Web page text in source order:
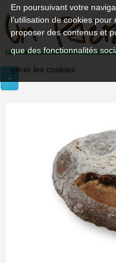
En poursuivant votre
l’utilisation de cookies
proposer des contenus et
que des fonctionnalités
gérer les cookies